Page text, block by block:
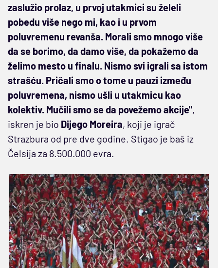
zaslužio prolaz, u prvoj utakmici su želeli
pobedu više nego mi, kao i u prvom
poluvremenu revanša. Morali smo mnogo više
da se borimo, da damo više, da pokažemo da
želimo mesto u finalu. Nismo svi igrali sa istom
strašću. Pričali smo o tome u pauzi između
poluvremena, nismo ušli u utakmicu kao
kolektiv. Mučili smo se da povežemo akcije",
iskren je bio Dijego Moreira, koji je igrač
Strazbura od pre dve godine. Stigao je baš iz
Čelsija za 8.500.000 evra.